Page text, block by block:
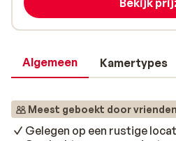
Algemeen Kamertypes
Meest geboekt door vrienden
Gelegen op een rustige
Bekijk